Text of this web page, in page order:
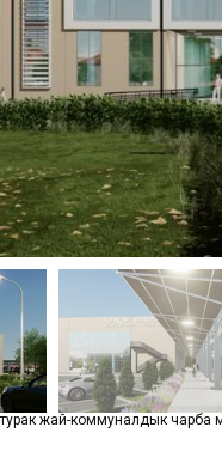
жай-коммуналдык чарба